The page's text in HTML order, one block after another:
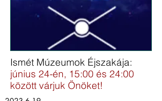
Ismét Múzeumok Éjszakája:
június 24-én, 15:00 és 24:00
között várjuk Önöket!